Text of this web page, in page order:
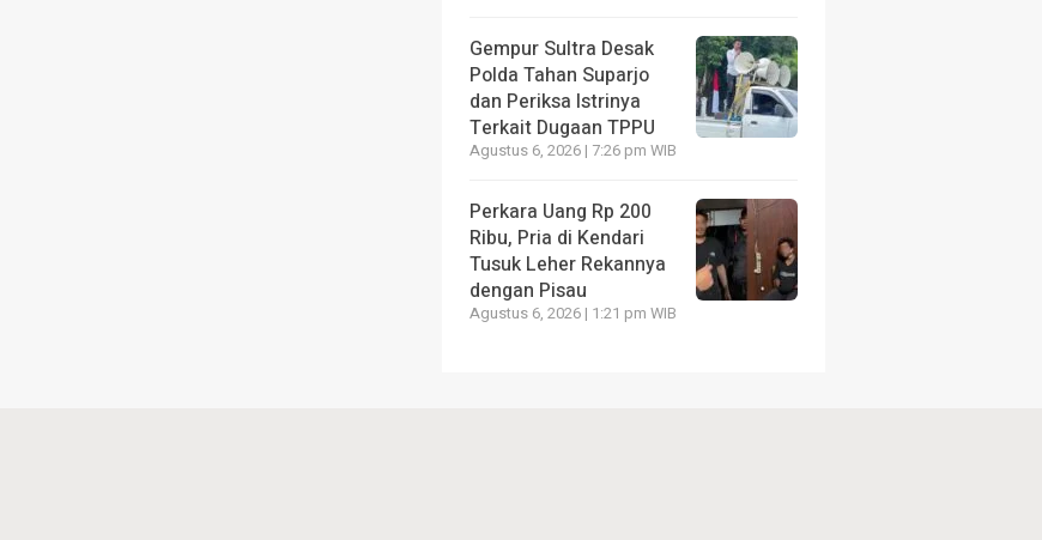
Gempur Sultra Desak
Polda Tahan Suparjo
dan Periksa Istrinya
Terkait Dugaan TPPU
Agustus 6, 2026 | 7:26 pm WIB
Perkara Uang Rp 200
Ribu, Pria di Kendari
Tusuk Leher Rekannya
dengan Pisau
Agustus 6, 2026 | 1:21 pm WIB